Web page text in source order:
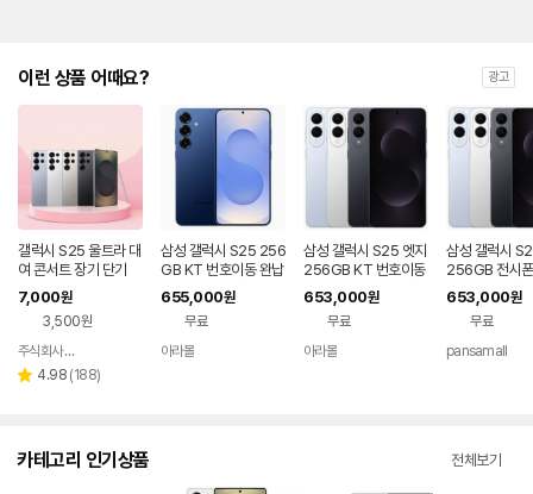
는
대
략
인
을
안
내
를
나
타
는
표
이런 상품 어때요? 광고
갤럭시 S25 울트라 대
여 콘서트 장기 단기
7,000원
3,500원
페이
주식회사 폰빌리지
별 4.98 리
(188)
삼성 갤럭시 S25 256
GB KT 번호이동 완납
80요금제
655,000원
무료
아라몰
삼성 갤럭시 S25 엣지
256GB KT 번호이동
완납 80요금제
653,000원
무료
아라몰
삼성 갤럭시
256GB 전시
호이동 완납
653,000원
무료
pansamall
카테고리 인기상품 전체보기